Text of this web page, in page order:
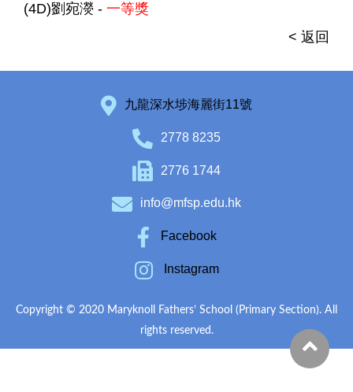
(4D)劉宛濙 - 一等獎
< 返回
九龍深水埗海麗街11號
2778 8235
2776 1744
info@mfsp.edu.hk
Facebook
Instagram
Copyright © 2020 Maryknoll Fathers’ School (Primary Section). All
rights reserved.